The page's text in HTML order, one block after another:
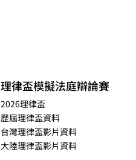
理律盃模擬法庭辯論賽
2026理律盃
歷屆理律盃資料
台灣理律盃影片資料
大陸理律盃影片資料